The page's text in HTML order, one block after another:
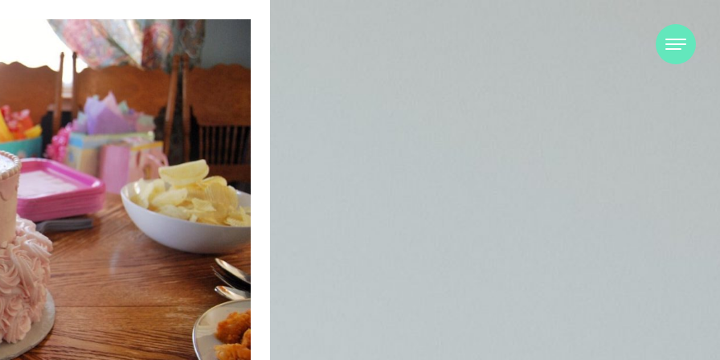
Catégories
Catégories
Articles récents
Meilleure formation Archicad : Top
10 des offres disponibles en 2026
Volets roulants en panne : faut-il
toujours envisager le remplacement
à Versailles ?
Comment planter des bambous
pour créer une haie dense et
élégante qui protège votre intimité
toute l’année
A PROPOS